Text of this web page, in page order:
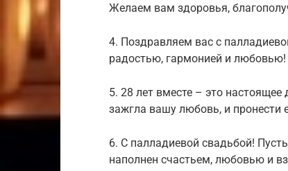
Желаем вам здоровья,
4. Поздравляем вас с
радостью, гармонией и любовью!
5. 28 лет вместе – это
зажгла вашу любовь, и пронести
6. С палладиевой свадьбой!
наполнен счастьем, любовью и